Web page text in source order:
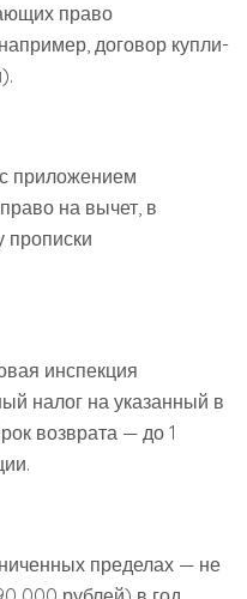
право
договор купли-
приложением
на вычет, в
прописки
инспекция
налог на указанный в
возврата — до 1
пределах — не